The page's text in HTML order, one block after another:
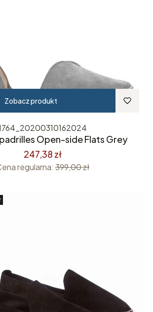
Zobacz produkt
Open-side Flats Grey
247,38 zł
regularna: 399,00 zł